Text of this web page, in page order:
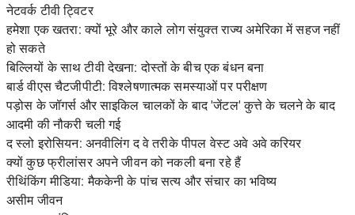
नेटवर्क टीवी ट्विटर
हमेशा एक खतरा: क्यों भूरे और काले लोग संयुक्त राज्य अमेरिका में सहज नहीं
हो सकते
बिल्लियों के साथ टीवी देखना: दोस्तों के बीच एक बंधन बना
बार्ड वीएस चैटजीपीटी: विश्लेषणात्मक समस्याओं पर परीक्षण
पड़ोस के जॉगर्स और साइकिल चालकों के बाद 'जेंटल' कुत्ते के चलने के बाद
आदमी की नौकरी चली गई
द स्लो इरोसियन: अनवीलिंग द वे तरीके पीपल वेस्ट अवे अवे करियर
क्यों कुछ फ्रीलांसर अपने जीवन को नकली बना रहे हैं
रीथिंकिंग मीडिया: मैककेनी के पांच सत्य और संचार का भविष्य
असीम जीवन